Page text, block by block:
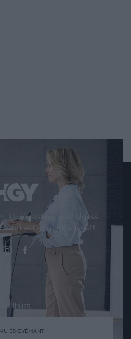
ÉS GYÉMÁNT
kíváncsiskodj, kóstolgass
és Gyémánt világát!
Kultúra